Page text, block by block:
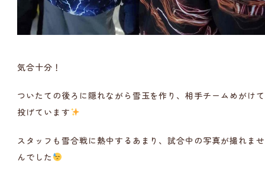
気合十分！
ついたての後ろに隠れながら雪玉を作り、相手チームめがけて
投げています
スタッフも雪合戦に熱中するあまり、試合中の写真が撮れませ
んでした